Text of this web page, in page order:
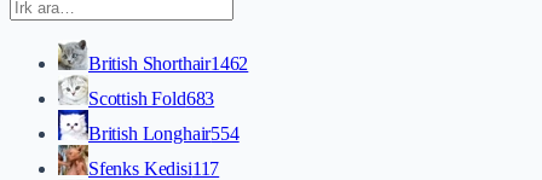
British Shorthair1462
Scottish Fold683
British Longhair554
Sfenks Kedisi117